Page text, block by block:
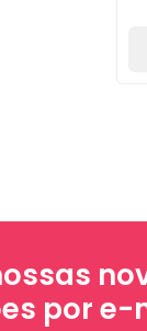
por e-